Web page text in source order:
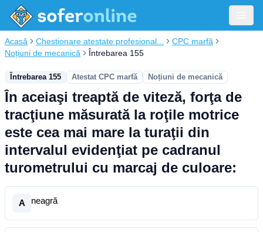
Acasă Chestionare atestate profesional...
CPC marfă
Noțiuni de mecanică
Întrebarea 155
Întrebarea 155 Atestat CPC marfă Noțiuni de mecanică
În aceiaşi treaptă de viteză, forţa de
tracţiune măsurată la roţile motrice
este cea mai mare la turaţii din
intervalul evidenţiat pe cadranul
turometrului cu marcaj de culoare:
A neagră